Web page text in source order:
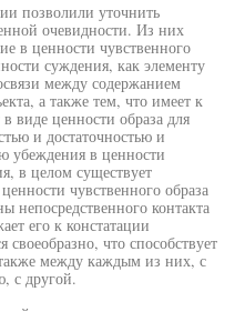
позволили уточнить
очевидности. Из них
в ценности чувственного
суждения, как элементу
между содержанием
а также тем, что имеет к
виде ценности образа для
и достаточностью и
убеждения в ценности
в целом существует
чувственного образа
непосредственного контакта
его к констатации
своеобразно, что способствует
между каждым из них, с
с другой.